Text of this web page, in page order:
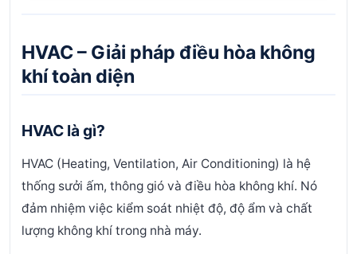
HVAC – Giải pháp điều hòa không
khí toàn diện
HVAC là gì?
HVAC (Heating, Ventilation, Air Conditioning) là hệ
thống sưởi ấm, thông gió và điều hòa không khí. Nó
đảm nhiệm việc kiểm soát nhiệt độ, độ ẩm và chất
lượng không khí trong nhà máy.